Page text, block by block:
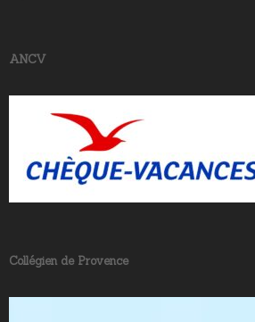
ANCV
Collégien de Provence